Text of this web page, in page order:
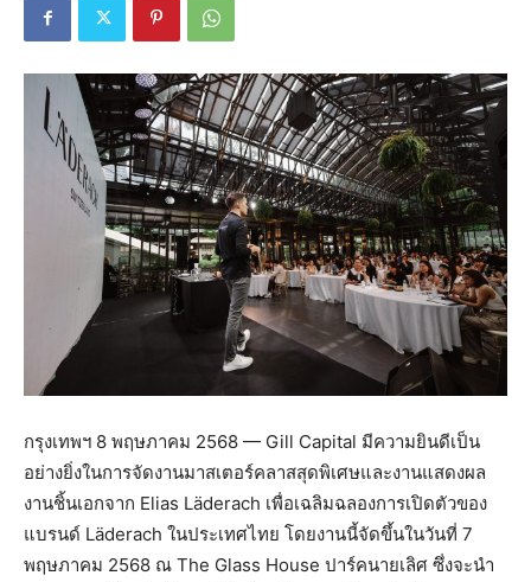
กรุงเทพฯ 8 พฤษภาคม 2568 — Gill Capital มีความยินดีเป็น
อย่างยิ่งในการจัดงานมาสเตอร์คลาสสุดพิเศษและงานแสดงผล
งานชิ้นเอกจาก Elias Läderach เพื่อเฉลิมฉลองการเปิดตัวของ
แบรนด์ Läderach ในประเทศไทย โดยงานนี้จัดขึ้นในวันที่ 7
พฤษภาคม 2568 ณ The Glass House ปาร์คนายเลิศ ซึ่งจะนำ